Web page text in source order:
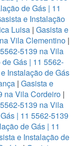
de Gás | 11
e Instalação
Luisa | Gasista e
Vila Clementino|
5139 na Vila
Gás | 11 5562-
Instalação de Gás
| Gasista e
na Vila Cordeiro|
5139 na Vila
| 11 5562-5139
de Gás | 11
e Instalação de